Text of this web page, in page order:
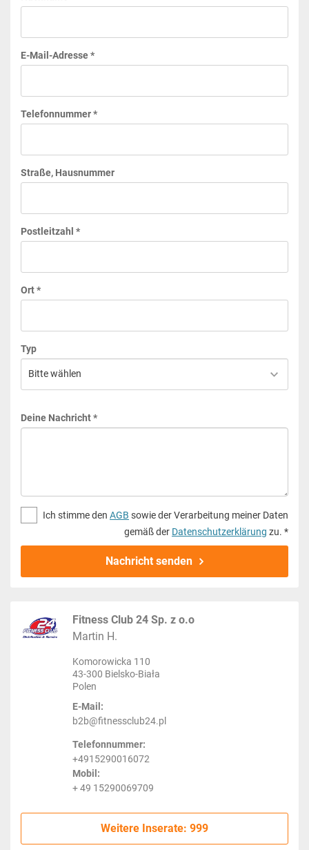
E-Mail-Adresse *
Telefonnummer *
Straße, Hausnummer
Postleitzahl *
Ort *
Typ
Deine Nachricht *
Ich stimme den AGB sowie der Verarbeitung meiner Daten
gemäß der Datenschutzerklärung zu. *
Nachricht senden
Fitness Club 24 Sp. z o.o
Martin H.
Komorowicka 110
43-300 Bielsko-Biała
Polen
E-Mail:
b2b@fitnessclub24.pl
Telefonnummer:
+4915290016072
Mobil:
+ 49 15290069709
Weitere Inserate: 999